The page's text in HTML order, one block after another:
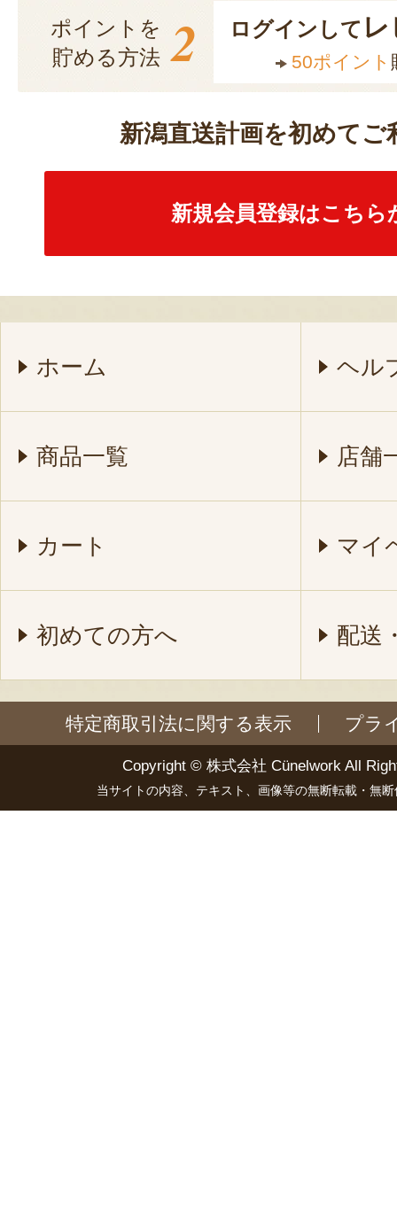
ポイントを
貯める方法 2 ログインして
50ポイント
新潟直送計画を初めてご
新規会員登録はこちら
ホーム ヘル
商品一覧 店舗
カート マイ
初めての方へ 配送
特定商取引法に関する表示 プラ
Copyright © 株式会社 Cünelwork All
当サイトの内容、テキスト、画像等の無断転載・無